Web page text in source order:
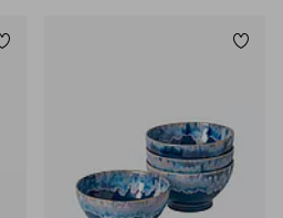
Lisää suosikkeihin